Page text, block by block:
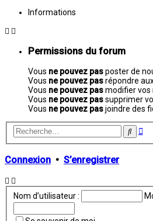
Informations
Permissions du forum
Vous ne pouvez pasposter de
Vous ne pouvez pasrépondre
Vous ne pouvez pasmodifier vos
Vous ne pouvez passupprimer
Vous ne pouvez pasjoindre des
Connexion • S’enregistrer
Nom d’utilisateur :